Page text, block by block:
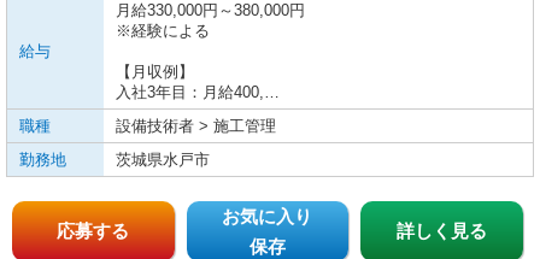
給与
月給330,000円～380,000円
※経験による
【月収例】
入社3年目：月給400,…
職種
設備技術者 > 施工管理
勤務地
茨城県水戸市
応募する
お気に入り
保存
詳しく見る